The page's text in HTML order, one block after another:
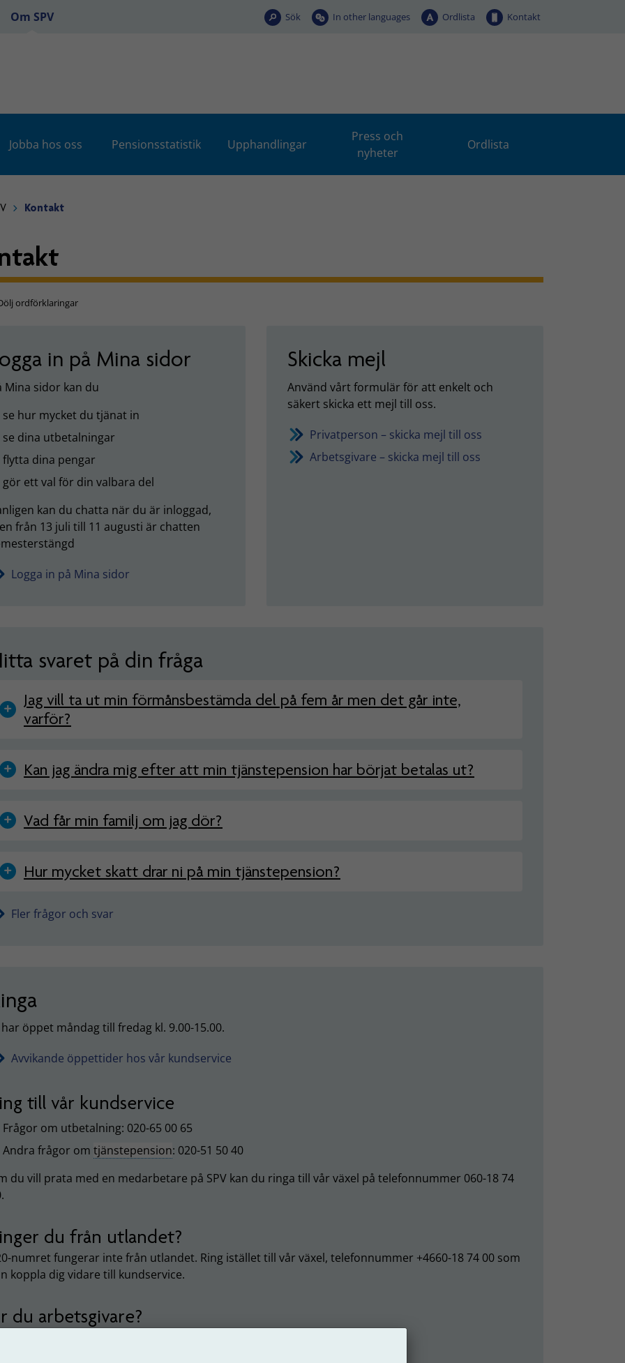
Om SPV Sök In other languages Ordlista Kontakt
Jobba hos oss Pensionsstatistik Upphandlingar
Press och
nyheter
Ordlista
Kontakt
ordförklaringar
in på Mina sidor
Mina sidor kan du
se hur mycket du tjänat in
se dina utbetalningar
flytta dina pengar
gör ett val för din valbara del
kan du chatta när du är inloggad,
från 13 juli till 11 augusti är chatten
Logga in på Mina sidor
Skicka mejl
Använd vårt formulär för att enkelt och
säkert skicka ett mejl till oss.
Privatperson – skicka mejl till oss
Arbetsgivare – skicka mejl till oss
svaret på din fråga
Jag vill ta ut min förmånsbestämda del på fem år men det går inte,
varför?
Kan jag ändra mig efter att min tjänstepension har börjat betalas ut?
Vad får min familj om jag dör?
Hur mycket skatt drar ni på min tjänstepension?
Fler frågor och svar
öppet måndag till fredag kl. 9.00-15.00.
Avvikande öppettider hos vår kundservice
till vår kundservice
Frågor om utbetalning: 020-65 00 65
Andra frågor om tjänstepension: 020-51 50 40
du vill prata med en medarbetare på SPV kan du ringa till vår växel på telefonnummer 060-18 74
du från utlandet?
numret fungerar inte från utlandet. Ring istället till vår växel, telefonnummer +4660-18 74 00 som
koppla dig vidare till kundservice.
du arbetsgivare?